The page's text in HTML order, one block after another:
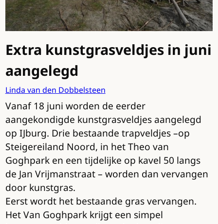
Extra kunstgrasveldjes in juni
aangelegd
Linda van den Dobbelsteen
Vanaf 18 juni worden de eerder
aangekondigde kunstgrasveldjes aangelegd
op IJburg. Drie bestaande trapveldjes –op
Steigereiland Noord, in het Theo van
Goghpark en een tijdelijke op kavel 50 langs
de Jan Vrijmanstraat – worden dan vervangen
door kunstgras.
Eerst wordt het bestaande gras vervangen.
Het Van Goghpark krijgt een simpel